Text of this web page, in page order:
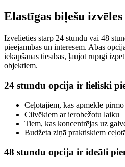
Elastīgas biļešu
Izvēlieties starp 24 stundu vai 48
pieejamības un interesēm. Abas
iekāpšanas tiesības, ļaujot rūpīgi
objektiem.
24 stundu opcija ir lieliski
Ceļotājiem, kas apmeklē
Cilvēkiem ar ierobežotu laiku
Tiem, kas koncentrējas uz
Budžeta ziņā praktiskiem
48 stundu opcija ir ideāli